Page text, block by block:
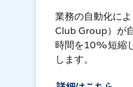
業務の自動化に
Club Group）が
時間を10%短縮
します。